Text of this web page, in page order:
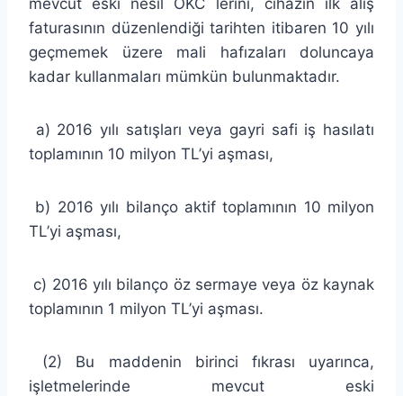
faturasının düzenlendiği tarihten itibaren 10 yılı
geçmemek üzere mali hafızaları doluncaya
kadar kullanmaları mümkün bulunmaktadır.
a) 2016 yılı satışları veya gayri safi iş hasılatı
toplamının 10 milyon TL’yi aşması,
b) 2016 yılı bilanço aktif toplamının 10 milyon
TL’yi aşması,
c) 2016 yılı bilanço öz sermaye veya öz kaynak
toplamının 1 milyon TL’yi aşması.
(2) Bu maddenin birinci fıkrası uyarınca,
işletmelerinde mevcut eski